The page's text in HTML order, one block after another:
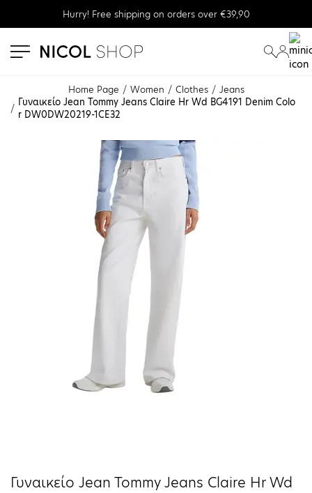
Hurry! Free shipping on orders over €39,90
Home Page Women Clothes
Jeans
Γυναικείο Jean Tommy Jeans Claire Hr Wd BG4191 Denim Colo
r DW0DW20219-1CE32
Γυναικείο Jean Tommy Jeans Claire Hr Wd